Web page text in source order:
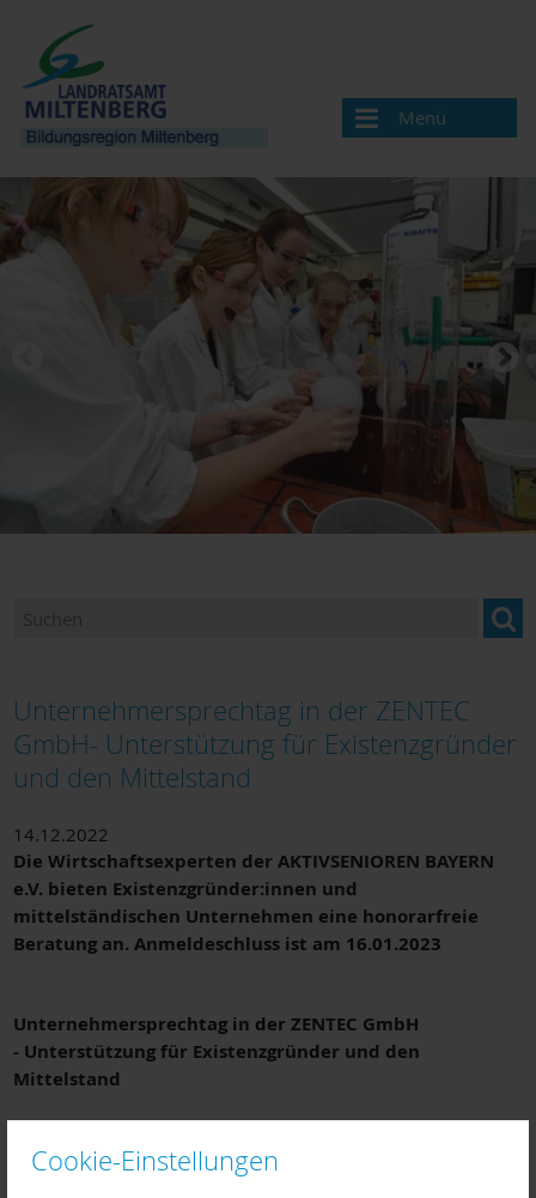
Cookie-Einstellungen
Menü
Bildungsregion
Aktuelles
Veranstaltungen / Termine
Veranstaltung melden
Bildungsregionen in Bayern
Angebote & Projekte
Bildungsangebote und Einrichtungen
Berufsorientierung
Bildungsmonitoring
Unternehmersprechtag in der ZENTEC
GmbH- Unterstützung für Existenzgründer
und den Mittelstand
14.12.2022
Die Wirtschaftsexperten der AKTIVSENIOREN BAYERN
e.V. bieten Existenzgründer:innen und
mittelständischen Unternehmen eine honorarfreie
Beratung an. Anmeldeschluss ist am 16.01.2023
Unternehmersprechtag in der ZENTEC GmbH
- Unterstützung für Existenzgründer und den
Mittelstand